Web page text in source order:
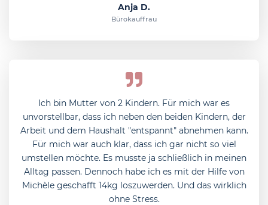
Anja D.
Bürokauffrau
Ich bin Mutter von 2 Kindern. Für mich war es
unvorstellbar, dass ich neben den beiden Kindern, der
Arbeit und dem Haushalt "entspannt" abnehmen kann.
Für mich war auch klar, dass ich gar nicht so viel
umstellen möchte. Es musste ja schließlich in meinen
Alltag passen. Dennoch habe ich es mit der Hilfe von
Michèle geschafft 14kg loszuwerden. Und das wirklich
ohne Stress.